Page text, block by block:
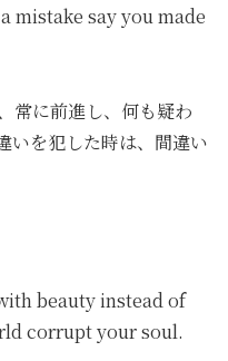
mistake say you made
常に前進し、何も疑わ
いを犯した時は、間違い
beauty instead of
corrupt your soul.